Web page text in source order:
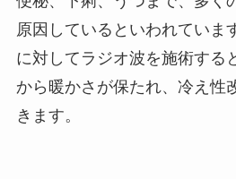
原因しているといわれていま
に対してラジオ波を施術する
から暖かさが保たれ、冷え性
きます。